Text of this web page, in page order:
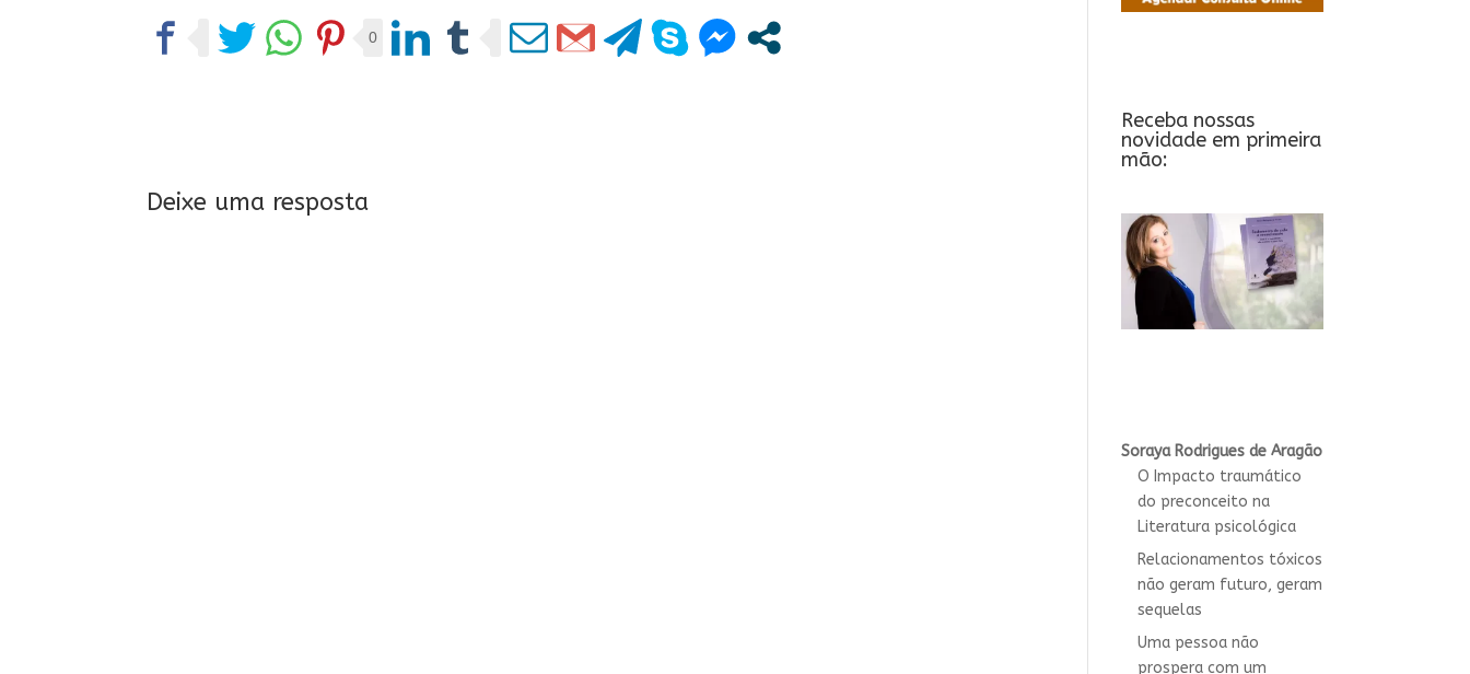
0
Deixe uma resposta
Receba nossas
novidade em primeira
mão:
Soraya Rodrigues de Aragão
O Impacto traumático
do preconceito na
Literatura psicológica
Relacionamentos tóxicos
não geram futuro, geram
sequelas
Uma pessoa não
prospera com um